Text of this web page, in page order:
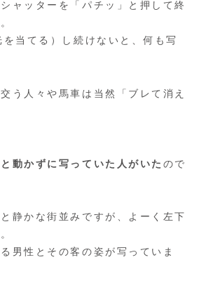
ャッターを「パチッ」と押して終
を当てる）し続けないと、何も写
う人々や馬車は当然「ブレて消え
と動かずに写っていた人がいた ので
静かな街並みですが、よーく左下
男性とその客の姿が写っていま